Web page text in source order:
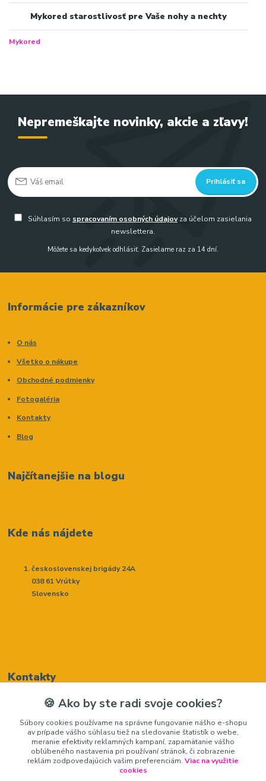
Mykored starostlivosť pre Vaše nohy a nechty
Mykored
Nepremeškajte novinky, akcie a zľavy!
Prihlásiť sa
Súhlasím so spracovaním osobných údajovza účelom zasielania
newslettera.
Môžete sa kedykoľvek odhlásiť. Zasielame raz za 14 dní.
Informácie pre zákazníkov
O nás
Všetko o nákupe
Obchodné podmienky
Fotogaléria
Kontakty
Blog
Najčítanejšie na blogu
Kde nás nájdete
československej brigády 24A
038 61 Vrútky
Slovensko
Kontakty
+421948050205
(Po-Pia, 8-16 hod.)
zariadeniedosalonu@gmail.com
🍪 Ako by ste radi svoje cookies?
Súbory cookies používame na správne fungovanie nášho e-shopu
av prípade vášho súhlasu tiež na sledovanie štatistík o webe,
meranie efektivity reklamných kampaní, zapamätanie vášho
obľúbeného nastavenia pri používaní stránok, či zobrazenie
reklám zodpovedajúcich vašim preferenciám. Viac na využitie
cookies